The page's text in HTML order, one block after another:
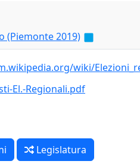
(Piemonte 2019)
wiki/
El.-Regionali.pdf
Legislatura